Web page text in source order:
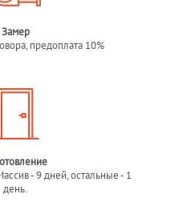
Замер
предоплата 10%
- 9 дней, остальные - 1
день.